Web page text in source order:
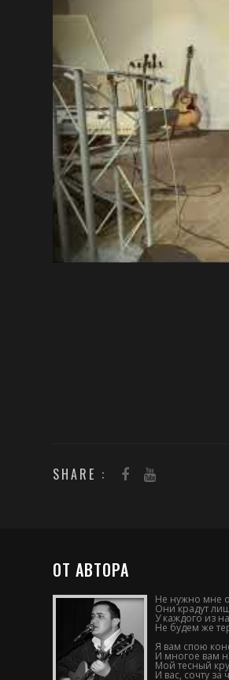
SHARE :
ОТ АВТОРА
Не нужно мне
Они крадут
У каждого из
Не будем же
Я вам спою
И многое вам
Мой тесный
И вас, сочту за